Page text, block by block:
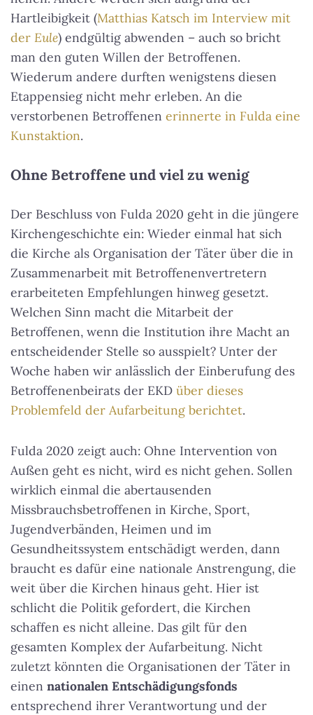
Hartleibigkeit (Matthias Katsch im Interview mit
der Eule) endgültig abwenden – auch so bricht
man den guten Willen der Betroffenen.
Wiederum andere durften wenigstens diesen
Etappensieg nicht mehr erleben. An die
verstorbenen Betroffenen erinnerte in Fulda eine
Kunstaktion.
Ohne Betroffene und viel zu wenig
Der Beschluss von Fulda 2020 geht in die jüngere
Kirchengeschichte ein: Wieder einmal hat sich
die Kirche als Organisation der Täter über die in
Zusammenarbeit mit Betroffenenvertretern
erarbeiteten Empfehlungen hinweg gesetzt.
Welchen Sinn macht die Mitarbeit der
Betroffenen, wenn die Institution ihre Macht an
entscheidender Stelle so ausspielt? Unter der
Woche haben wir anlässlich der Einberufung des
Betroffenenbeirats der EKD über dieses
Problemfeld der Aufarbeitung berichtet.
Fulda 2020 zeigt auch: Ohne Intervention von
Außen geht es nicht, wird es nicht gehen. Sollen
wirklich einmal die abertausenden
Missbrauchsbetroffenen in Kirche, Sport,
Jugendverbänden, Heimen und im
Gesundheitssystem entschädigt werden, dann
braucht es dafür eine nationale Anstrengung, die
weit über die Kirchen hinaus geht. Hier ist
schlicht die Politik gefordert, die Kirchen
schaffen es nicht alleine. Das gilt für den
gesamten Komplex der Aufarbeitung. Nicht
zuletzt könnten die Organisationen der Täter in
einen nationalen Entschädigungsfonds
entsprechend ihrer Verantwortung und der